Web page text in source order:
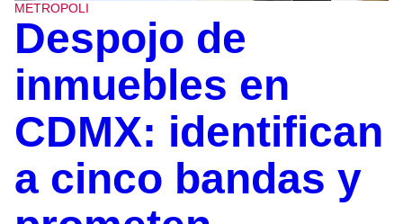
METROPOLI
Despojo de
inmuebles en
CDMX: identifican
a cinco bandas y